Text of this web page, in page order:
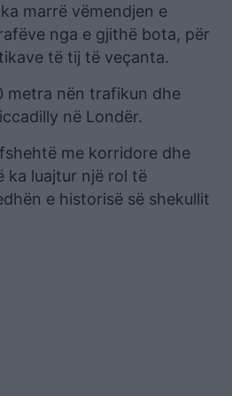
marrë vëmendjen e
nga e gjithë bota, për
të tij të veçanta.
metra nën trafikun dhe
në Londër.
me korridore dhe
ka luajtur një rol të
e historisë së shekullit